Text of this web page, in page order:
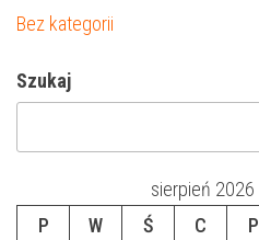
Bez kategorii
Szukaj
sierpień 2026
P
W Ś C P